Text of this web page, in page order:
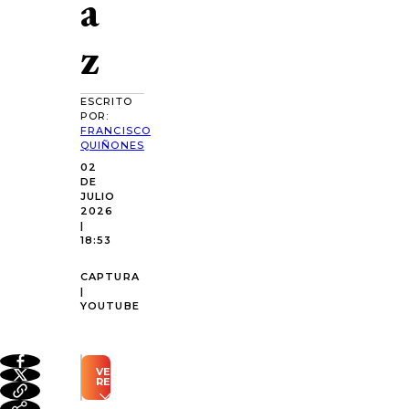
z
ESCRITO
POR:
FRANCISCO
QUIÑONES
02
DE
JULIO
2026
|
18:53
CAPTURA
|
YOUTUBE
VER
RESUMEN